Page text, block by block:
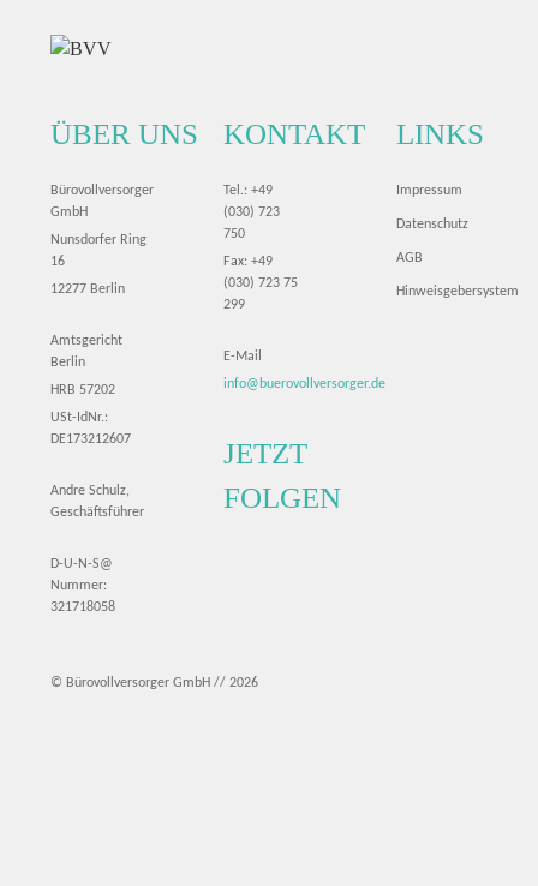
ÜBER UNS
Bürovollversorger
GmbH
Nunsdorfer Ring
16
12277 Berlin
Amtsgericht
Berlin
HRB 57202
USt-IdNr.:
DE173212607
Andre Schulz,
Geschäftsführer
D-U-N-S@
Nummer:
321718058
KONTAKT
Tel.: +49
(030) 723
750
Fax: +49
(030) 723 75
299
E-Mail
info@buerovollversorger.de
JETZT
FOLGEN
LINKS
Impressum
Datenschutz
AGB
Hinweisgebersystem
© Bürovollversorger GmbH // 2026